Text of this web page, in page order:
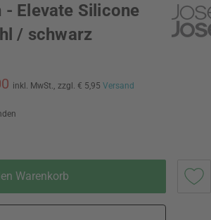
Elevate Silicone
/ schwarz
inkl. MwSt., zzgl. € 5,95 Versand
Warenkorb